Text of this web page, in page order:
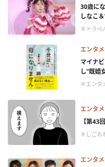
30歳に
しなこ
＃トラベ
エンタメ
マイナ
し”既婚
＃エンタ
エンタメ
【第43
＃しごお
エンタメ